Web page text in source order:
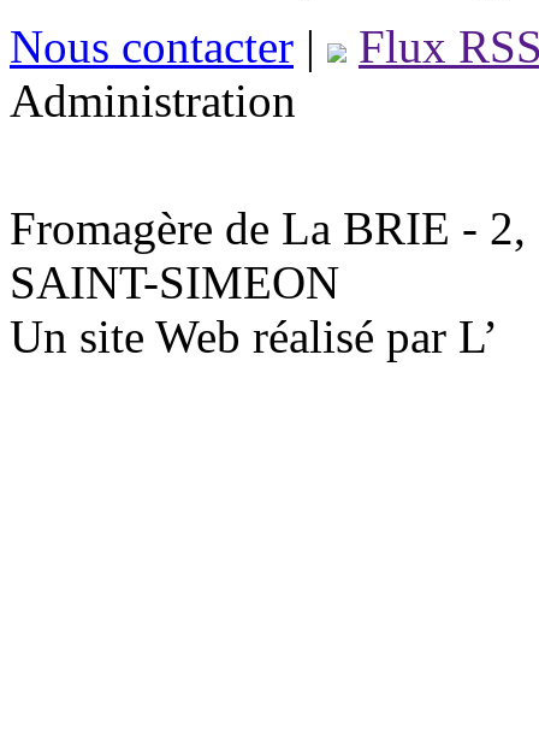
Nous contacter |
Flux
Administration
Fromagère de La BRIE -
SAINT-SIMEON
Un site Web réalisé par L’